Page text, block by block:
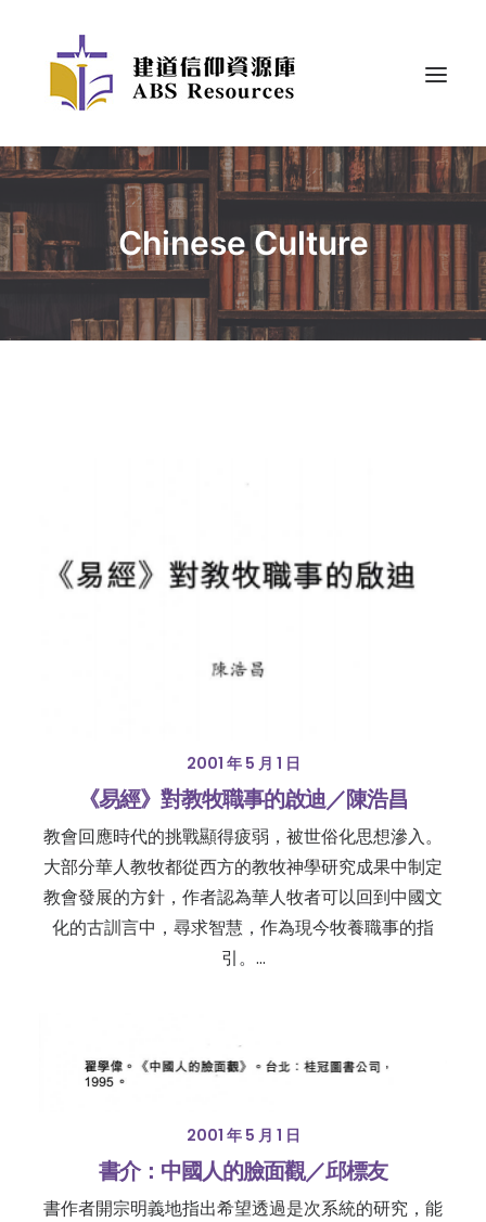
Chinese Culture
2001 年 5 月 1 日
《易經》對教牧職事的啟迪／陳浩昌
教會回應時代的挑戰顯得疲弱，被世俗化思想滲入。
大部分華人教牧都從西方的教牧神學研究成果中制定
教會發展的方針，作者認為華人牧者可以回到中國文
化的古訓言中，尋求智慧，作為現今牧養職事的指
引。…
2001 年 5 月 1 日
書介：中國人的臉面觀／邱標友
書作者開宗明義地指出希望透過是次系統的研究，能